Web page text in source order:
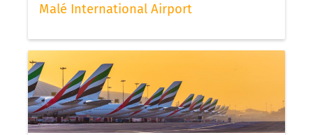
Malé International Airport